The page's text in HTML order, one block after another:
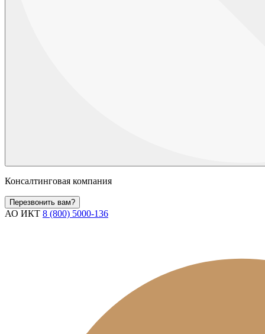
Консалтинговая компания
Перезвонить вам?
АО ИКТ 8 (800) 5000-136